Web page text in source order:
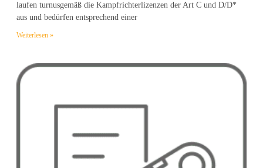
laufen turnusgemäß die Kampfrichterlizenzen der Art C und D/D*
aus und bedürfen entsprechend einer
Weiterlesen »